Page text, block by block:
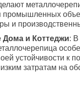
и
Дома и Коттеджи: В
устойчивости к
затратам на